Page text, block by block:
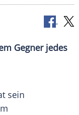
Gegner jedes
sein